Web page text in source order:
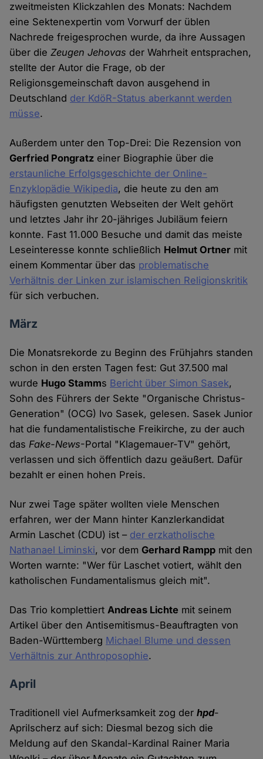
zweitmeisten Klickzahlen des Monats: Nachdem
eine Sektenexpertin vom Vorwurf der üblen
Nachrede freigesprochen wurde, da ihre Aussagen
über dieZeugen Jehovas der Wahrheit entsprachen,
stellte der Autor die Frage, ob der
Religionsgemeinschaft davon ausgehend in
Deutschland der KdöR-Status aberkannt werden
müsse.
Außerdem unter den Top-Drei: Die Rezension von
Gerfried Pongratz einer Biographie über die
erstaunliche Erfolgsgeschichte der Online-
Enzyklopädie Wikipedia, die heute zu den am
häufigsten genutzten Webseiten der Welt gehört
und letztes Jahr ihr 20-jähriges Jubiläum feiern
konnte. Fast 11.000 Besuche und damit das meiste
Leseinteresse konnte schließlich Helmut Ortner mit
einem Kommentar über das problematische
Verhältnis der Linken zur islamischen Religionskritik
für sich verbuchen.
März
Die Monatsrekorde zu Beginn des Frühjahrs standen
schon in den ersten Tagen fest: Gut 37.500 mal
wurde Hugo Stamms Bericht über Simon Sasek,
Sohn des Führers der Sekte "Organische Christus-
Generation" (OCG) Ivo Sasek, gelesen. Sasek Junior
hat die fundamentalistische Freikirche, zu der auch
dasFake-News-Portal "Klagemauer-TV" gehört,
verlassen und sich öffentlich dazu geäußert. Dafür
bezahlt er einen hohen Preis.
Nur zwei Tage später wollten viele Menschen
erfahren, wer der Mann hinter Kanzlerkandidat
Armin Laschet (CDU) ist – der erzkatholische
Nathanael Liminski, vor demGerhard Rampp mit den
Worten warnte: "Wer für Laschet votiert, wählt den
katholischen Fundamentalismus gleich mit".
Das Trio komplettiertAndreas Lichte mit seinem
Artikel über den Antisemitismus-Beauftragten von
Baden-Württemberg Michael Blume und dessen
Verhältnis zur Anthroposophie.
April
Traditionell viel Aufmerksamkeit zog derhpd-
Aprilscherz auf sich: Diesmal bezog sich die
Meldung auf den Skandal-Kardinal Rainer Maria